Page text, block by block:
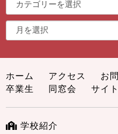
ホーム アクセス お
卒業生
同窓会 サイ
学校紹介